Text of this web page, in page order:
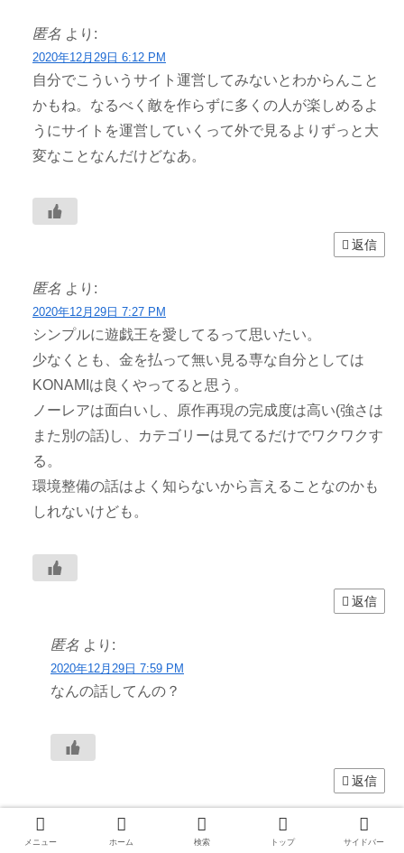
匿名 より:
2020年12月29日 6:12 PM
自分でこういうサイト運営してみないとわからんこと
かもね。なるべく敵を作らずに多くの人が楽しめるよ
うにサイトを運営していくって外で見るよりずっと大
変なことなんだけどなあ。
返信
匿名 より:
2020年12月29日 7:27 PM
シンプルに遊戯王を愛してるって思いたい。
少なくとも、金を払って無い見る専な自分としては
KONAMIは良くやってると思う。
ノーレアは面白いし、原作再現の完成度は高い(強さは
また別の話)し、カテゴリーは見てるだけでワクワクす
る。
環境整備の話はよく知らないから言えることなのかも
しれないけども。
返信
匿名 より:
2020年12月29日 7:59 PM
なんの話してんの？
返信
2020年12月29日 7:21 PM
メニュー ホーム 検索 トップ サイドバー